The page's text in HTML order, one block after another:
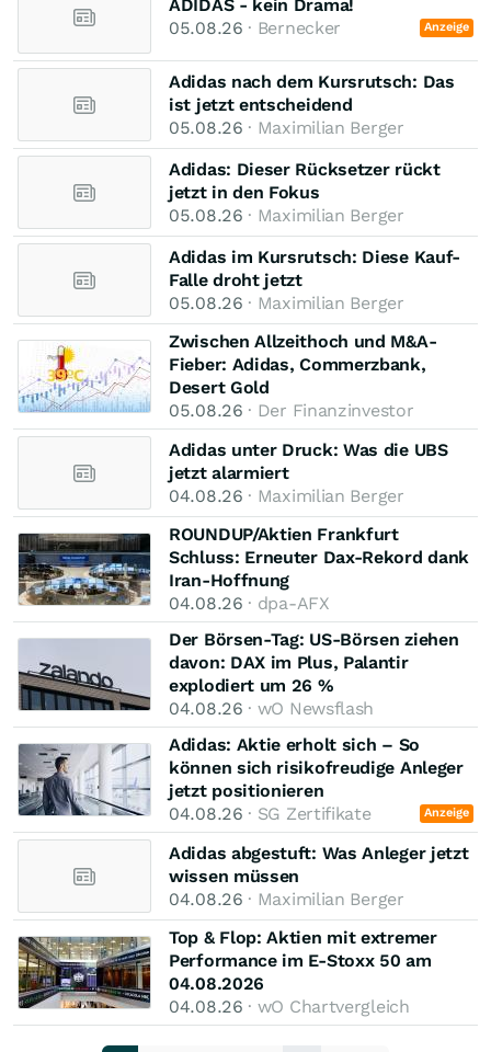
ADIDAS - kein Drama!
05.08.26 · Bernecker Anzeige
Adidas nach dem Kursrutsch: Das
ist jetzt entscheidend
05.08.26 · Maximilian Berger
Adidas: Dieser Rücksetzer rückt
jetzt in den Fokus
05.08.26 · Maximilian Berger
Adidas im Kursrutsch: Diese Kauf-
Falle droht jetzt
05.08.26 · Maximilian Berger
Zwischen Allzeithoch und M&A-
Fieber: Adidas, Commerzbank,
Desert Gold
05.08.26 · Der Finanzinvestor
Adidas unter Druck: Was die UBS
jetzt alarmiert
04.08.26 · Maximilian Berger
ROUNDUP/Aktien Frankfurt
Schluss: Erneuter Dax-Rekord dank
Iran-Hoffnung
04.08.26 · dpa-AFX
Der Börsen-Tag: US-Börsen ziehen
davon: DAX im Plus, Palantir
explodiert um 26 %
04.08.26 · wO Newsflash
Adidas: Aktie erholt sich – So
können sich risikofreudige Anleger
jetzt positionieren
04.08.26 · SG Zertifikate Anzeige
Adidas abgestuft: Was Anleger jetzt
wissen müssen
04.08.26 · Maximilian Berger
Top & Flop: Aktien mit extremer
Performance im E-Stoxx 50 am
04.08.2026
04.08.26 · wO Chartvergleich